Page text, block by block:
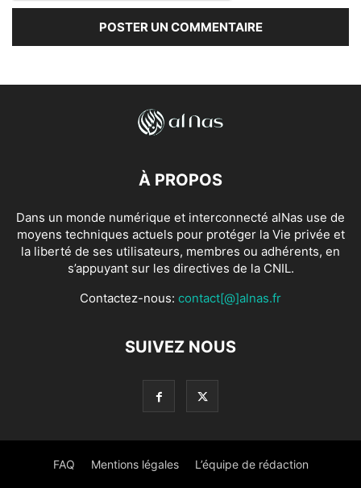
À PROPOS
Dans un monde numérique et interconnecté alNas use de
moyens techniques actuels pour protéger la Vie privée et
la liberté de ses utilisateurs, membres ou adhérents, en
s’appuyant sur les directives de la CNIL.
Contactez-nous: contact[@]alnas.fr
SUIVEZ NOUS
FAQ Mentions légales L’équipe de rédaction